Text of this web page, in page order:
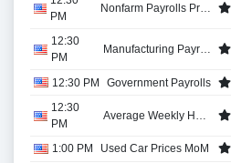
PM
Nonfarm Payrolls Private
12:30
PM
Manufacturing Payrolls
12:30 PM
Government Payrolls
12:30
PM
Average Weekly Hours
1:00 PM
Used Car Prices MoM